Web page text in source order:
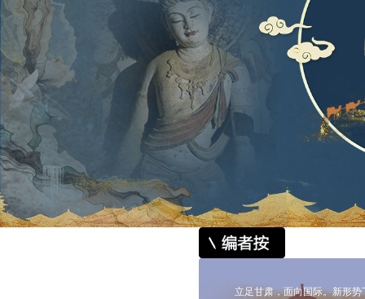
立足甘肃，面向国际。新形